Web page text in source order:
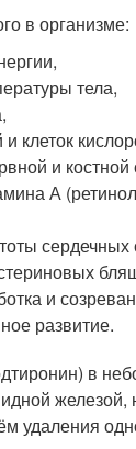
в организме:
тела,
клеток
и костной
А
и
развитие.
в
удаления